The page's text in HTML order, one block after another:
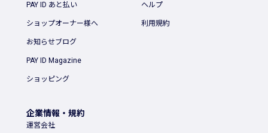
PAY ID あと払い
ショップオーナー様へ
お知らせブログ
PAY ID Magazine
ショッピング
ヘルプ
利用規約
企業情報・規約
運営会社